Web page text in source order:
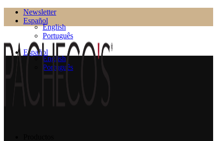
Newsletter
Español
English
Português
Español
English
Português